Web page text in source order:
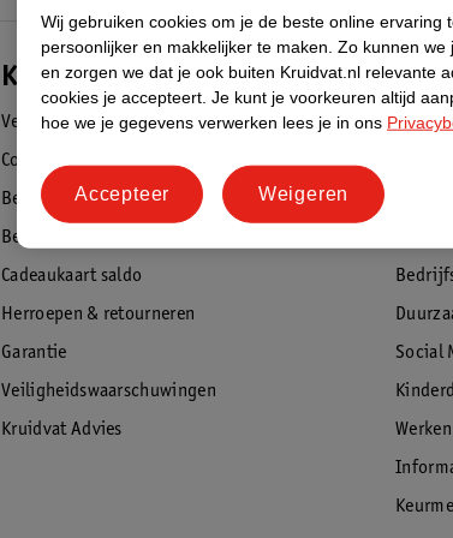
Klantenservice
Veelgestelde vragen
Contact
Bestellen & leveren
Betalen
Cadeaukaart saldo
Herroepen & retourneren
Garantie
Veiligheidswaarschuwingen
Kruidvat Advies
Over
Social
Wij gebruiken cookies om je de beste online ervaring
persoonlijker en makkelijker te maken. Zo kunnen we
en zorgen we dat je ook buiten Kruidvat.nl relevante
cookies je accepteert. Je kunt je voorkeuren altijd
hoe we je gegevens verwerken lees je in ons
Weigeren
Accepteer